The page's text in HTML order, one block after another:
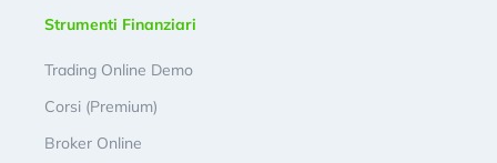
Strumenti Finanziari
Trading Online Demo
Corsi (Premium)
Broker Online